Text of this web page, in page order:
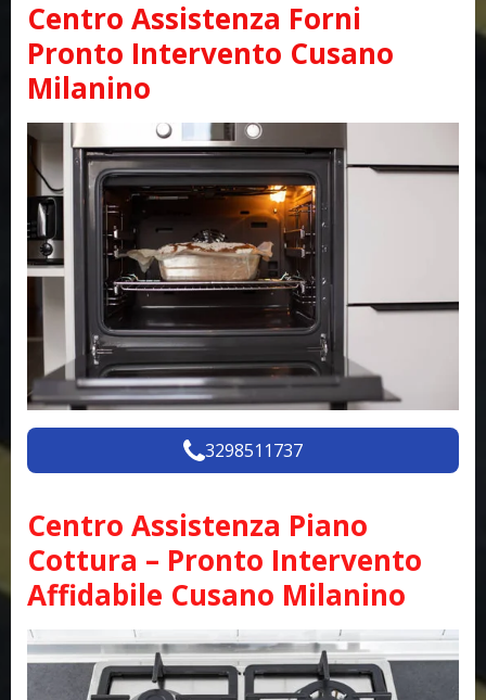
Centro Assistenza Forni
Pronto Intervento Cusano
Milanino
3298511737
Centro Assistenza Piano
Cottura – Pronto Intervento
Affidabile Cusano Milanino